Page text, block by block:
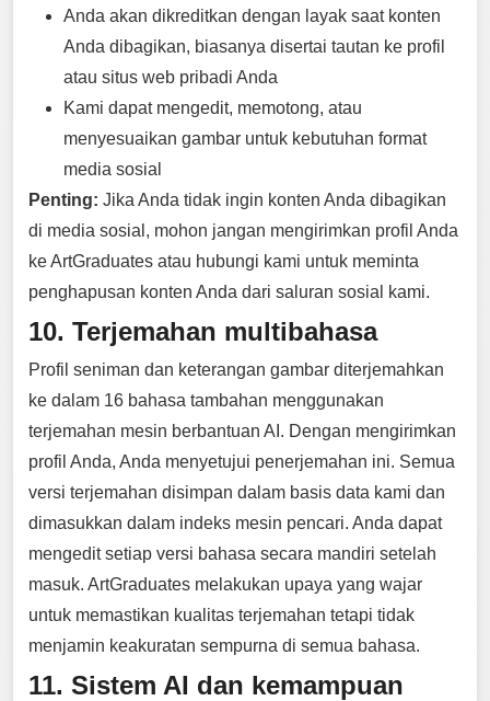
Anda akan dikreditkan dengan layak saat konten
Anda dibagikan, biasanya disertai tautan ke profil
atau situs web pribadi Anda
Kami dapat mengedit, memotong, atau
menyesuaikan gambar untuk kebutuhan format
media sosial
Penting: Jika Anda tidak ingin konten Anda dibagikan
di media sosial, mohon jangan mengirimkan profil Anda
ke ArtGraduates atau hubungi kami untuk meminta
penghapusan konten Anda dari saluran sosial kami.
10. Terjemahan multibahasa
Profil seniman dan keterangan gambar diterjemahkan
ke dalam 16 bahasa tambahan menggunakan
terjemahan mesin berbantuan AI. Dengan mengirimkan
profil Anda, Anda menyetujui penerjemahan ini. Semua
versi terjemahan disimpan dalam basis data kami dan
dimasukkan dalam indeks mesin pencari. Anda dapat
mengedit setiap versi bahasa secara mandiri setelah
masuk. ArtGraduates melakukan upaya yang wajar
untuk memastikan kualitas terjemahan tetapi tidak
menjamin keakuratan sempurna di semua bahasa.
11. Sistem AI dan kemampuan